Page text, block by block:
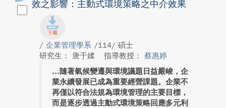
效之影響：主動式環境策略之中介效果
/ 企業管理學系 /114/ 碩士
研究生： 唐于媃
指導教授： 蔡惠婷
隨著氣候變遷與環境議題日益嚴峻，企
業永續發展已成為重要經營課題。企業不
再僅以符合法規為環境管理的主要目標，
而是逐步透過主動式環境策略回應多元利